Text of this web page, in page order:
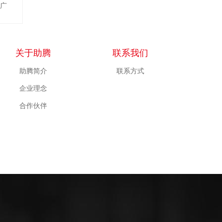
关于助腾
助腾简介
企业理念
合作伙伴
联系我们
联系方式